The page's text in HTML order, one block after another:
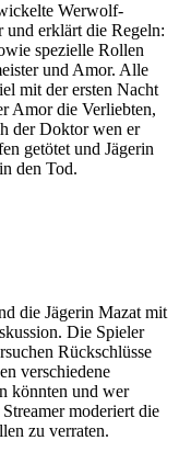
Werwolf-
und erklärt die Regeln:
spezielle Rollen
und Amor. Alle
mit der ersten Nacht
Amor die Verliebten,
der Doktor wen er
getötet und Jägerin
den Tod.
die Jägerin Mazat mit
Die Spieler
Rückschlüsse
verschiedene
könnten und wer
moderiert die
zu verraten.